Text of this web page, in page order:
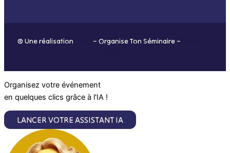
© Une réalisation – Organise Ton Séminaire –
Organisez votre événement
en quelques clics grâce à l'IA !
LANCER VOTRE ASSISTANT IA